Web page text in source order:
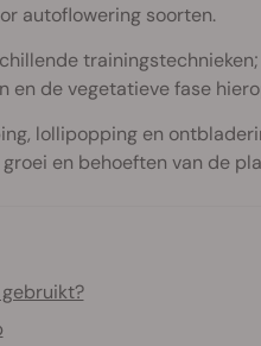
autoflowering soorten.
en de vegetatieve fase
lollipopping en
en behoeften van de